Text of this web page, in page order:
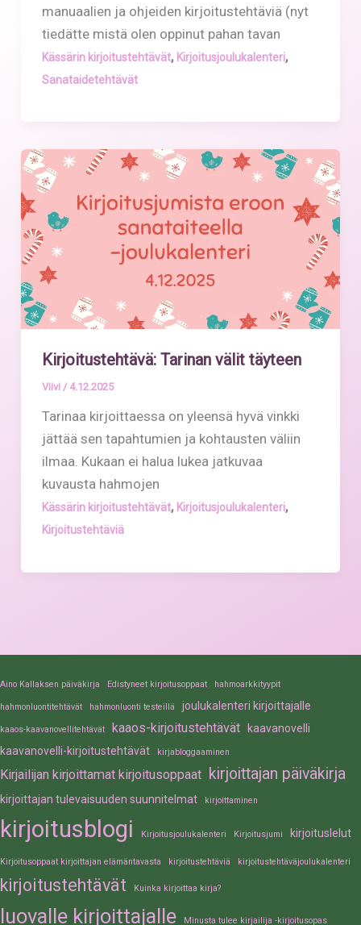
manuaalien ja ohjeiden kirjoitustehtäviä (nyt
tiedätte mistä olen oppinut pahan tavan
Kässärin kirjoitustehtävät, Kirjoitusjoulukalenteri,
Sanataidetehtävät
Kirjoitustehtävä: Tarinan välit täyteen
Viivi / 4.12.2025
Tarinaa kirjoittaessa on yleensä hyvä vinkki
jättää sen tapahtumien ja kohtausten väliin
ilmaa. Kukaan ei halua lukea jatkuvaa
kuvausta hahmojen
Kässärin kirjoitustehtävät, Kirjoitusjoulukalenteri,
Kirjoitustehtäviä
Aino Kallaksen päiväkirja Edistyneet kirjoitusoppaat hahmoarkkityypit
hahmonluontitehtävät hahmonluonti testeillä joulukalenteri kirjoittajalle
kaaos-kaavanovellitehtävät kaaos-kirjoitustehtävät kaavanovelli
kaavanovelli-kirjoitustehtävät
kirjabloggaaminen
Kirjailijan kirjoittamat kirjoitusoppaat kirjoittajan päiväkirja
kirjoittajan tulevaisuuden suunnitelmat kirjoittaminen
kirjoitusblogi Kirjoitusjoulukalenteri Kirjoitusjumi kirjoituslelut
Kirjoitusoppaat kirjoittajan elämäntavasta kirjoitustehtäviä kirjoitustehtäväjoulukalenteri
kirjoitustehtävät Kuinka kirjoittaa kirja?
luovalle kirjoittajalle Minusta tulee kirjailija -kirjoitusopas